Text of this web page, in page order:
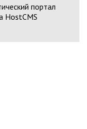
портал
HostCMS